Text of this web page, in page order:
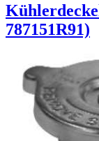
787151R91)